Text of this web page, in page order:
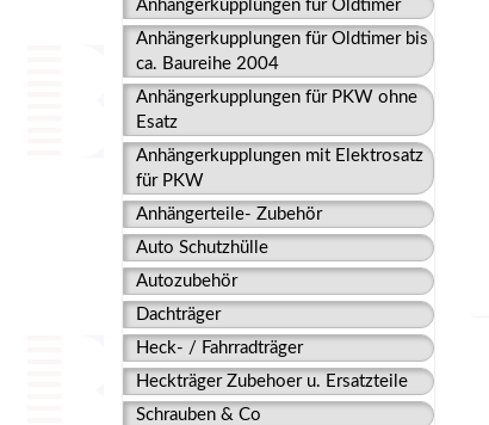
Anhängerkupplungen für Oldtimer
Anhängerkupplungen für Oldtimer bis
ca. Baureihe 2004
Anhängerkupplungen für PKW ohne
Esatz
Anhängerkupplungen mit Elektrosatz
für PKW
Anhängerteile- Zubehör
Auto Schutzhülle
Autozubehör
Dachträger
Heck- / Fahrradträger
Heckträger Zubehoer u. Ersatzteile
Schrauben & Co